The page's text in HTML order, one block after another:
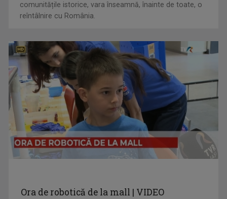
comunitățile istorice, vara înseamnă, înainte de toate, o
reîntâlnire cu România.
Ora de robotică de la mall | VIDEO